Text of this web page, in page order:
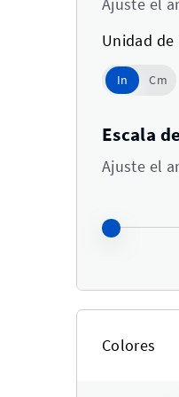
Unidad de
In Cm
Use setting
In
Escala
Ajuste el
Colores